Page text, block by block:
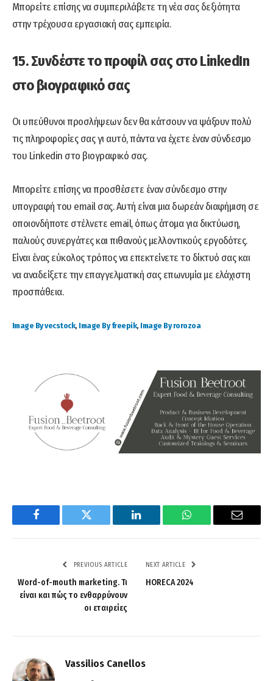
Μπορείτε επίσης να συμπεριλάβετε τη νέα σας δεξιότητα
στην τρέχουσα εργασιακή σας εμπειρία.
15. Συνδέστε το προφίλ σας στο LinkedIn
στο βιογραφικό σας
Οι υπεύθυνοι προσλήψεων δεν θα κάτσουν να ψάξουν πολύ
τις πληροφορίες σας γι αυτό, πάντα να έχετε έναν σύνδεσμο
του Linkedin στο βιογραφικό σας.
Μπορείτε επίσης να προσθέσετε έναν σύνδεσμο στην
υπογραφή του email σας. Αυτή είναι μια δωρεάν διαφήμιση σε
οποιονδήποτε στέλνετε email, όπως άτομα για δικτύωση,
παλιούς συνεργάτες και πιθανούς μελλοντικούς εργοδότες.
Είναι ένας εύκολος τρόπος να επεκτείνετε το δίκτυό σας και
να αναδείξετε την επαγγελματική σας επωνυμία με ελάχιστη
προσπάθεια.
Image By vecstock, Image By freepik, Image By rorozoa
Facebook Twitter LinkedIn WhatsApp Email
PREVIOUS ARTICLE
Word-of-mouth marketing. Τι
είναι και πώς το ενθαρρύνουν
οι εταιρείες
NEXT ARTICLE
HORECA 2024
Vassilios Canellos